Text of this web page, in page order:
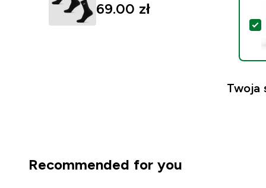
69.00 zł‎
Twoja
Recommended for you